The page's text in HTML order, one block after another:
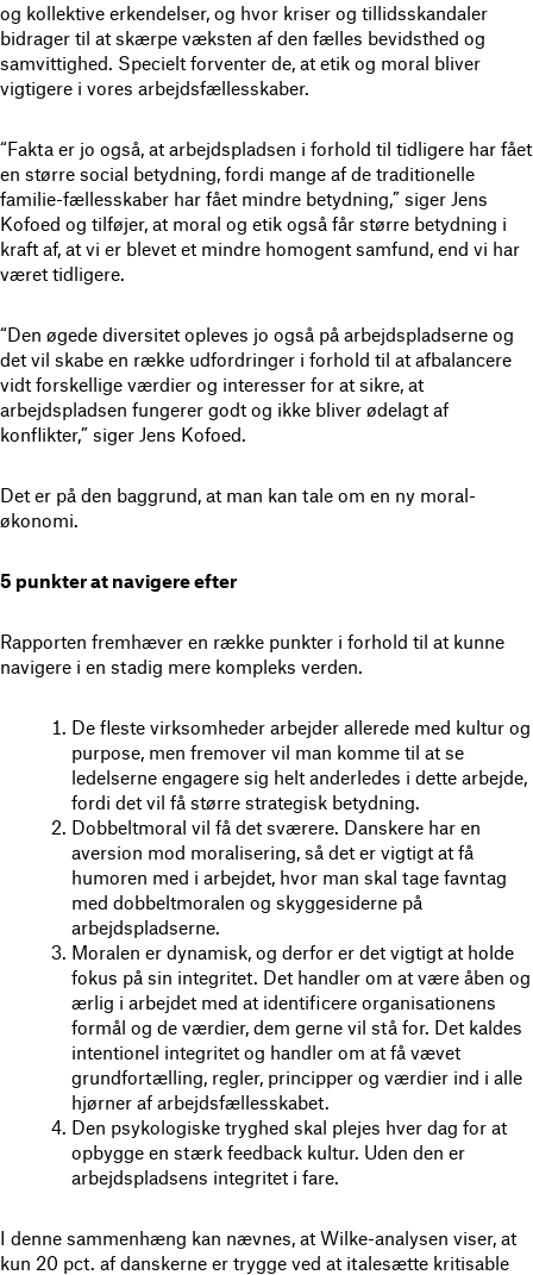
og kollektive erkendelser, og hvor kriser og tillidsskandaler
bidrager til at skærpe væksten af den fælles bevidsthed og
samvittighed. Specielt forventer de, at etik og moral bliver
vigtigere i vores arbejdsfællesskaber.
“Fakta er jo også, at arbejdspladsen i forhold til tidligere har fået
en større social betydning, fordi mange af de traditionelle
familie-fællesskaber har fået mindre betydning,” siger Jens
Kofoed og tilføjer, at moral og etik også får større betydning i
kraft af, at vi er blevet et mindre homogent samfund, end vi har
været tidligere.
“Den øgede diversitet opleves jo også på arbejdspladserne og
det vil skabe en række udfordringer i forhold til at afbalancere
vidt forskellige værdier og interesser for at sikre, at
arbejdspladsen fungerer godt og ikke bliver ødelagt af
konflikter,” siger Jens Kofoed.
Det er på den baggrund, at man kan tale om en ny moral-
økonomi.
5 punkter at navigere efter
Rapporten fremhæver en række punkter i forhold til at kunne
navigere i en stadig mere kompleks verden.
De fleste virksomheder arbejder allerede med kultur og
purpose, men fremover vil man komme til at se
ledelserne engagere sig helt anderledes i dette arbejde,
fordi det vil få større strategisk betydning.
Dobbeltmoral vil få det sværere. Danskere har en
aversion mod moralisering, så det er vigtigt at få
humoren med i arbejdet, hvor man skal tage favntag
med dobbeltmoralen og skyggesiderne på
arbejdspladserne.
Moralen er dynamisk, og derfor er det vigtigt at holde
fokus på sin integritet. Det handler om at være åben og
ærlig i arbejdet med at identificere organisationens
formål og de værdier, dem gerne vil stå for. Det kaldes
intentionel integritet og handler om at få vævet
grundfortælling, regler, principper og værdier ind i alle
hjørner af arbejdsfællesskabet.
Den psykologiske tryghed skal plejes hver dag for at
opbygge en stærk feedback kultur. Uden den er
arbejdspladsens integritet i fare.
I denne sammenhæng kan nævnes, at Wilke-analysen viser, at
kun 20 pct. af danskerne er trygge ved at italesætte kritisable